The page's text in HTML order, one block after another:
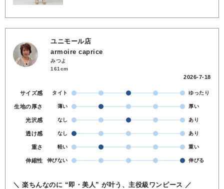
ユニモール店
armoire caprice
みつよ
161cm
2026-7-18
サイズ感 タイト ゆったり
生地の厚さ 薄い 厚い
光沢感 なし あり
透け感 なし あり
重さ 軽い 重い
伸縮性 伸びない 伸びる
＼ 楽ちんなのに “即・美人” が叶う、主役級ワンピース ／